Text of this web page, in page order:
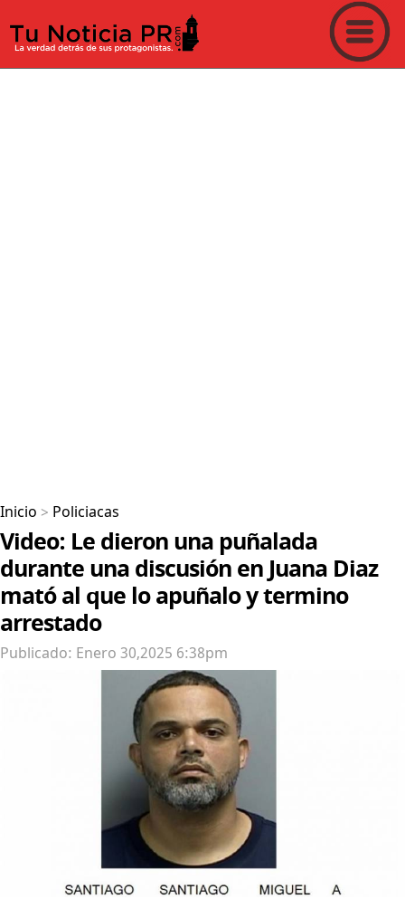
Inicio > Policiacas
Video: Le dieron una puñalada
durante una discusión en Juana Diaz
mató al que lo apuñalo y termino
arrestado
Publicado: Enero 30,2025 6:38pm